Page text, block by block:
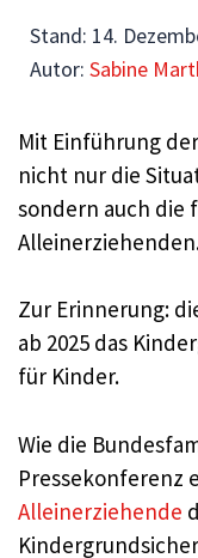
Stand: 14.
Autor: Sabine
Mit Einführung
nicht nur die
sondern auch die
Zur Erinnerung:
ab 2025 das
für Kinder.
Wie die
Pressekonferenz
Alleinerziehende